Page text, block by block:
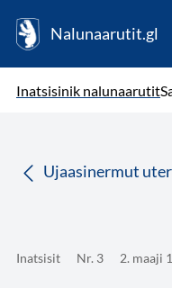
Nalunaarutit.gl
Inatsisinik nalunaarutit
Ujaasinermut
Inatsisit Nr. 3 2. maaji